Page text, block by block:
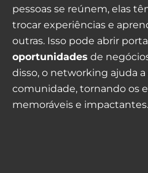
pessoas se reúnem, elas
trocar experiências e
outras. Isso pode abrir
oportunidades de
disso, o networking ajuda
comunidade, tornando os
memoráveis e impactantes.